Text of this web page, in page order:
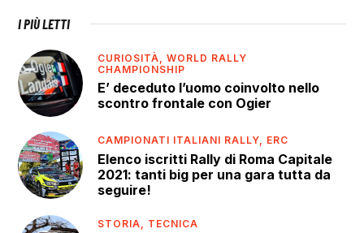
I PIÙ LETTI
CURIOSITÀ,WORLD RALLY
CHAMPIONSHIP
E’ deceduto l’uomo coinvolto nello
scontro frontale con Ogier
CAMPIONATI ITALIANI RALLY, ERC
Elenco iscritti Rally di Roma Capitale
2021: tanti big per una gara tutta da
seguire!
STORIA, TECNICA